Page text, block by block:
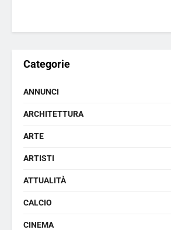
Categorie
ANNUNCI
ARCHITETTURA
ARTE
ARTISTI
ATTUALITÀ
CALCIO
CINEMA